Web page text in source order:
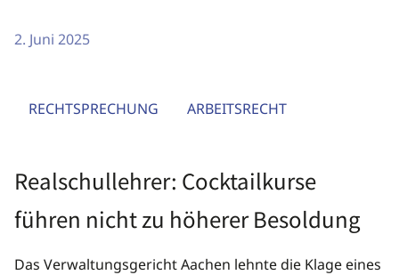
2. Juni 2025
RECHTSPRECHUNG ARBEITSRECHT
Realschullehrer: Cocktailkurse
führen nicht zu höherer Besoldung
Das Verwaltungsgericht Aachen lehnte die Klage eines